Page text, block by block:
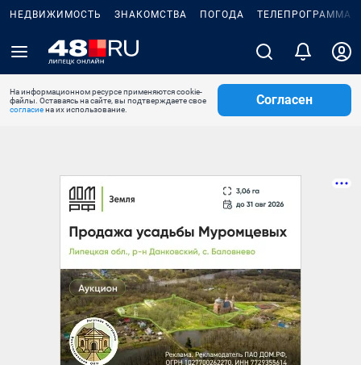
НЕДВИЖИМОСТЬ ЗНАКОМСТВА ПОГОДА ТЕЛЕПРОГРАММА
На информационном ресурсе применяются cookie-
файлы. Оставаясь на сайте, вы подтверждаете свое
согласиена их использование.
Согласен